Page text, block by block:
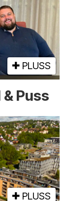
PLUSS
Puss
PLUSS